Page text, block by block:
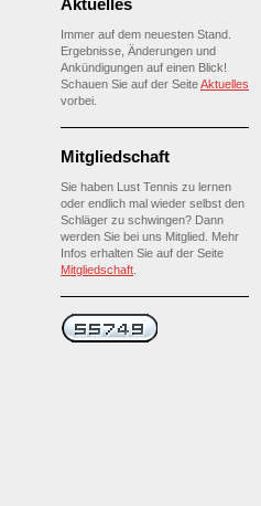
Aktuelles
Immer auf dem neuesten Stand.
Ergebnisse, Änderungen und
Ankündigungen auf einen Blick!
Schauen Sie auf der SeiteAktuelles
vorbei.
Mitgliedschaft
Sie haben Lust Tennis zu lernen
oder endlich mal wieder selbst den
Schläger zu schwingen? Dann
werden Sie bei uns Mitglied. Mehr
Infos erhalten Sie auf der Seite
Mitgliedschaft